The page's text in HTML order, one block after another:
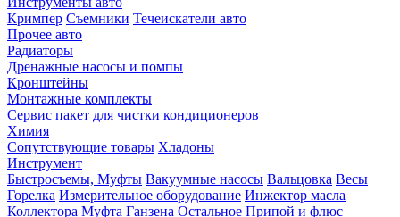
Кримпер Съемники Течеискатели авто
Прочее авто
Радиаторы
Дренажные насосы и помпы
Кронштейны
Монтажные комплекты
Сервис пакет для чистки кондиционеров
Химия
Сопутствующие товары Хладоны
Инструмент
Быстросъемы, Муфты Вакуумные насосы Вальцовка Весы
Горелка Измерительное оборудование Инжектор масла
Коллектора Муфта Ганзена Остальное Припой и флюс